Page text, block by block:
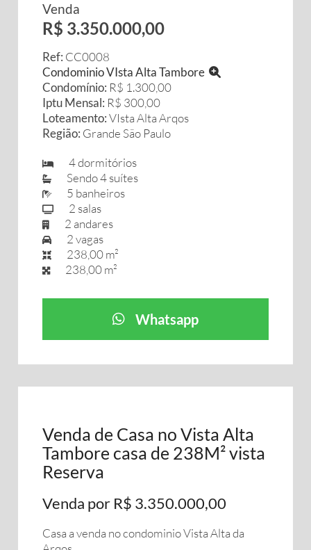
Venda
R$ 3.350.000,00
Ref: CC0008
Condominio VIsta Alta Tambore
Condomínio: R$ 1.300,00
Iptu Mensal: R$ 300,00
Loteamento:VIsta Alta Arqos
Região: Grande São Paulo
4 dormitórios
Sendo 4 suítes
5 banheiros
2 salas
2 andares
2 vagas
238,00 m²
238,00 m²
Whatsapp
Venda de Casa no Vista Alta
Tambore casa de 238M² vista
Reserva
Venda por R$ 3.350.000,00
Casa a venda no condominio Vista Alta da